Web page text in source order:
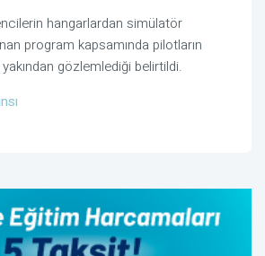
hangarlardan simülatör
program kapsamında pilotların
gözlemlediği belirtildi.